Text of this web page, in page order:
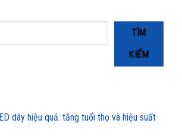
TÌM
KIẾM
dây hiệu quả: tăng tuổi thọ và hiệu suất